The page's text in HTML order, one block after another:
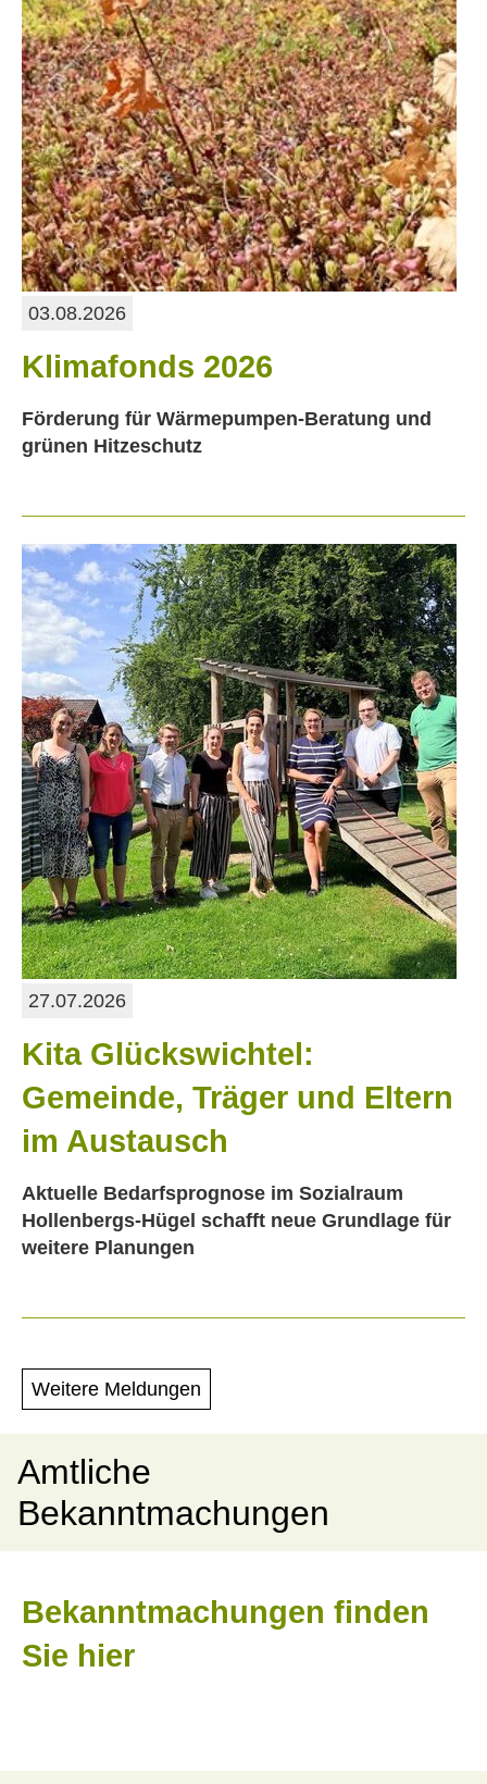
03.08.2026
Klimafonds 2026
Förderung für Wärmepumpen-Beratung und
grünen Hitzeschutz
27.07.2026
Kita Glückswichtel:
Gemeinde, Träger und Eltern
im Austausch
Aktuelle Bedarfsprognose im Sozialraum
Hollenbergs-Hügel schafft neue Grundlage für
weitere Planungen
Weitere Meldungen
Amtliche
Bekanntmachungen
Bekanntmachungen finden
Sie hier